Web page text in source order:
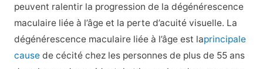
peuvent ralentir la progression de la dégénérescence
maculaire liée à l’âge et la perte d’acuité visuelle. La
dégénérescence maculaire liée à l’âge est laprincipale
causede cécité chez les personnes de plus de 55 ans